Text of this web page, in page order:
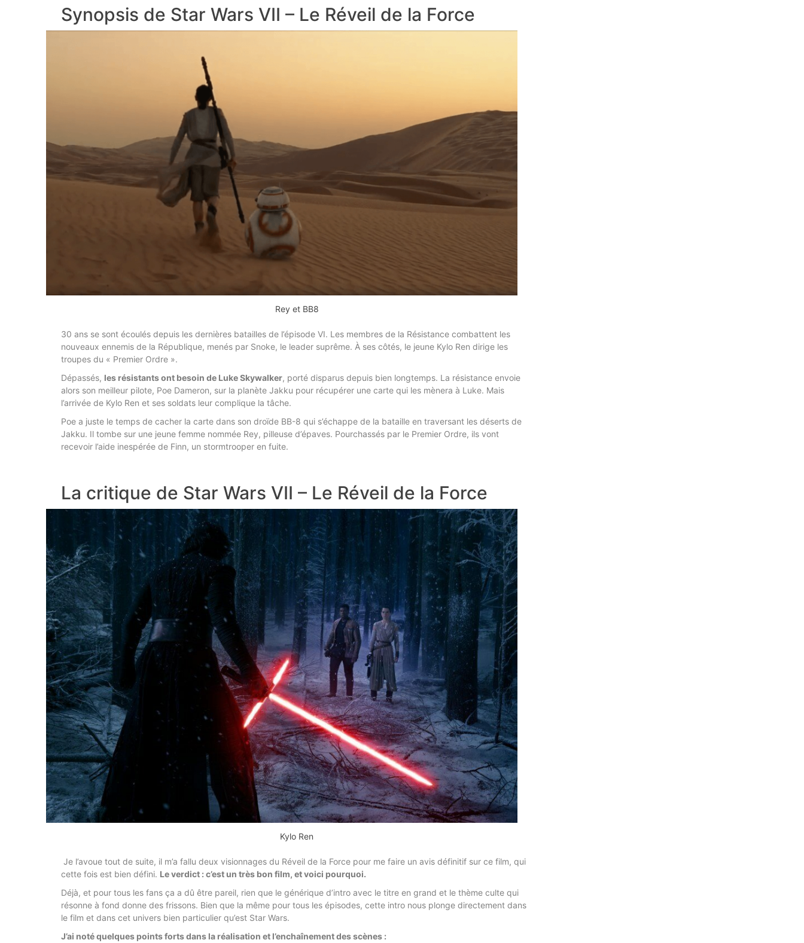
Synopsis de Star Wars VII – Le Réveil de la Force
Rey et BB8
30 ans se sont écoulés depuis les dernières batailles de l’épisode VI. Les membres de la Résistance combattent les
nouveaux ennemis de la République, menés par Snoke, le leader suprême. À ses côtés, le jeune Kylo Ren dirige les
troupes du « Premier Ordre ».
Dépassés, les résistants ont besoin de Luke Skywalker, porté disparus depuis bien longtemps. La résistance envoie
alors son meilleur pilote, Poe Dameron, sur la planète Jakku pour récupérer une carte qui les mènera à Luke. Mais
l’arrivée de Kylo Ren et ses soldats leur complique la tâche.
Poe a juste le temps de cacher la carte dans son droïde BB-8 qui s’échappe de la bataille en traversant les déserts de
Jakku. Il tombe sur une jeune femme nommée Rey, pilleuse d’épaves. Pourchassés par le Premier Ordre, ils vont
recevoir l’aide inespérée de Finn, un stormtrooper en fuite.
La critique de Star Wars VII – Le Réveil de la Force
Kylo Ren
Je l’avoue tout de suite, il m’a fallu deux visionnages du Réveil de la Force pour me faire un avis définitif sur ce film, qui
cette fois est bien défini. Le verdict : c’est un très bon film, et voici pourquoi.
Déjà, et pour tous les fans ça a dû être pareil, rien que le générique d’intro avec le titre en grand et le thème culte qui
résonne à fond donne des frissons. Bien que la même pour tous les épisodes, cette intro nous plonge directement dans
le film et dans cet univers bien particulier qu’est Star Wars.
J’ai noté quelques points forts dans la réalisation et l’enchaînement des scènes :